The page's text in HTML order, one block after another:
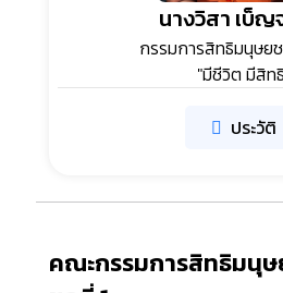
นางวิสา เบ็ญ
กรรมการสิทธิมนุษย
"มีชีวิต มีสิท
ประวัติ
คณะกรรมการสิทธิมนุ